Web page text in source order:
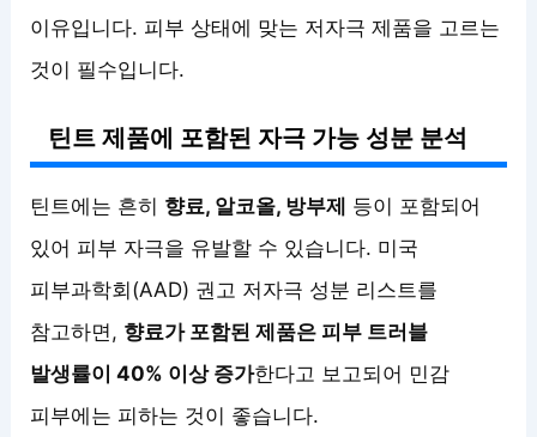
이유입니다. 피부 상태에 맞는 저자극 제품을 고르는
것이 필수입니다.
틴트 제품에 포함된 자극 가능 성분 분석
틴트에는 흔히 향료, 알코올, 방부제 등이 포함되어
있어 피부 자극을 유발할 수 있습니다. 미국
피부과학회(AAD) 권고 저자극 성분 리스트를
참고하면, 향료가 포함된 제품은 피부 트러블
발생률이 40% 이상 증가한다고 보고되어 민감
피부에는 피하는 것이 좋습니다.